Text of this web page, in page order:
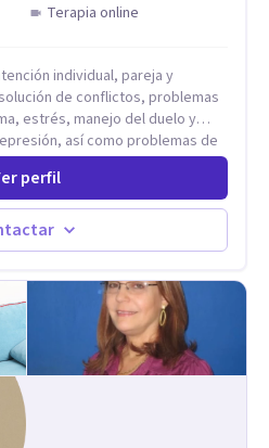
Terapia online
individual, pareja y
de conflictos, problemas
estrés, manejo del duelo y
así como problemas de
Desarrollo de personas
y largo plazo, es vital para la
vision.
perfil